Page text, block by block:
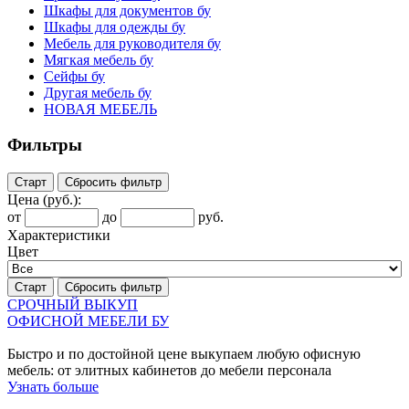
Шкафы для документов бу
Шкафы для одежды бу
Мебель для руководителя бу
Мягкая мебель бу
Сейфы бу
Другая мебель бу
НОВАЯ МЕБЕЛЬ
Фильтры
Старт Сбросить фильтр
Цена (руб.):
от
до
руб.
Характеристики
Цвет
Старт Сбросить фильтр
СРОЧНЫЙ ВЫКУП
ОФИСНОЙ МЕБЕЛИ БУ
Быстро и по достойной цене выкупаем любую офисную
мебель: от элитных кабинетов до мебели персонала
Узнать больше